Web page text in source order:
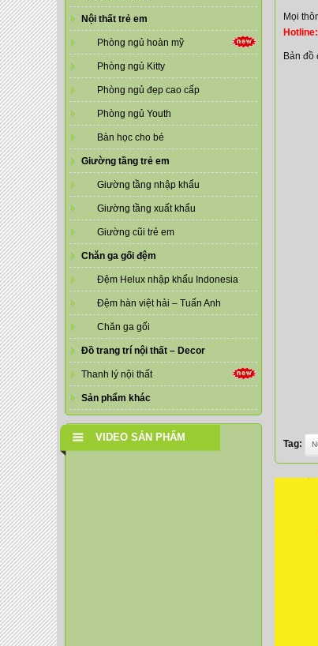
Nội thất trẻ em
Phòng ngủ hoàn mỹ
Phòng ngủ Kitty
Phòng ngủ đẹp cao cấp
Phòng ngủ Youth
Bàn học cho bé
Giường tầng trẻ em
Giường tầng nhập khẩu
Giường tầng xuất khẩu
Giường cũi trẻ em
Chăn ga gối đệm
Đệm Helux nhập khẩu Indonesia
Đệm hàn việt hải – Tuấn Anh
Chăn ga gối
Đồ trang trí nội thất – Decor
Thanh lý nội thất
Sản phẩm khác
VIDEO SẢN PHẨM
Mọi
Bản đồ
Tag: